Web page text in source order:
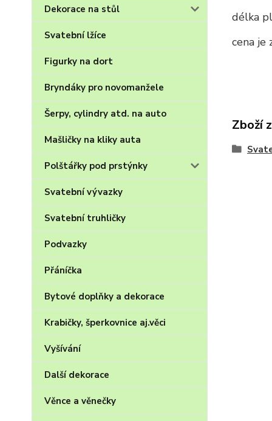
Dekorace na stůl
Svatební lžíce
Figurky na dort
Bryndáky pro novomanžele
Šerpy, cylindry atd. na auto
Mašličky na kliky auta
Polštářky pod prstýnky
Svatební vývazky
Svatební truhličky
Podvazky
Přáníčka
Bytové doplňky a dekorace
Krabičky, šperkovnice aj.věci
Vyšívání
Další dekorace
Věnce a věnečky
délka
cena je
Zboží